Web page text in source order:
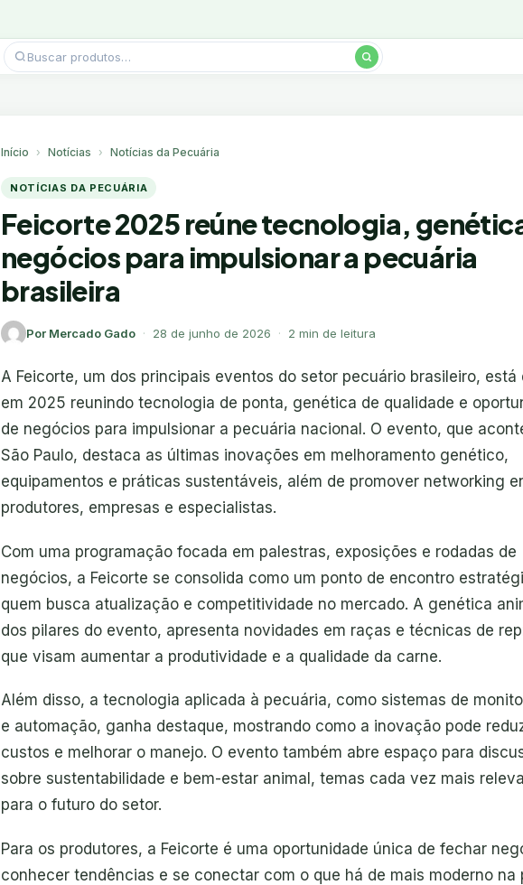
Pesquisar
produtos
Início Notícias Notícias da Pecuária
NOTÍCIAS DA PECUÁRIA
Feicorte 2025 reúne tecnologia,
negócios para impulsionar a pecuária
brasileira
Por Mercado Gado · 28 de junho de 2026 · 2 min de leitura
A Feicorte, um dos principais eventos do setor pecuário brasileiro, está
em 2025 reunindo tecnologia de ponta, genética de qualidade e
de negócios para impulsionar a pecuária nacional. O evento, que
São Paulo, destaca as últimas inovações em melhoramento genético,
equipamentos e práticas sustentáveis, além de promover networking
produtores, empresas e especialistas.
Com uma programação focada em palestras, exposições e rodadas de
negócios, a Feicorte se consolida como um ponto de encontro
quem busca atualização e competitividade no mercado. A genética
dos pilares do evento, apresenta novidades em raças e técnicas de
que visam aumentar a produtividade e a qualidade da carne.
Além disso, a tecnologia aplicada à pecuária, como sistemas de
e automação, ganha destaque, mostrando como a inovação pode
custos e melhorar o manejo. O evento também abre espaço para
sobre sustentabilidade e bem-estar animal, temas cada vez mais
para o futuro do setor.
Para os produtores, a Feicorte é uma oportunidade única de fechar
conhecer tendências e se conectar com o que há de mais moderno na